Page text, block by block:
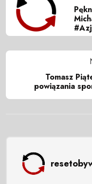
Tomasz
powiązania